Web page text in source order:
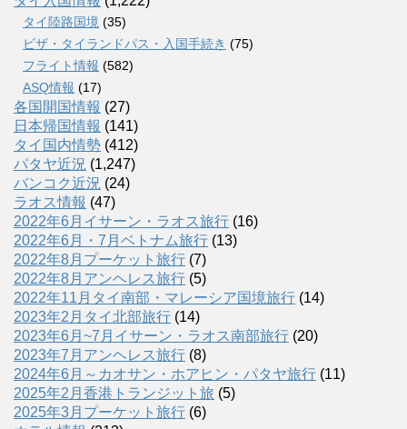
タイ陸路国境 (35)
ビザ・タイランドパス・入国手続き (75)
フライト情報 (582)
ASQ情報 (17)
各国開国情報 (27)
日本帰国情報 (141)
タイ国内情勢 (412)
パタヤ近況 (1,247)
バンコク近況 (24)
ラオス情報 (47)
2022年6月イサーン・ラオス旅行 (16)
2022年6月・7月ベトナム旅行 (13)
2022年8月プーケット旅行 (7)
2022年8月アンヘレス旅行 (5)
2022年11月タイ南部・マレーシア国境旅行 (14)
2023年2月タイ北部旅行 (14)
2023年6月~7月イサーン・ラオス南部旅行 (20)
2023年7月アンヘレス旅行 (8)
2024年6月～カオサン・ホアヒン・パタヤ旅行 (11)
2025年2月香港トランジット旅 (5)
2025年3月プーケット旅行 (6)